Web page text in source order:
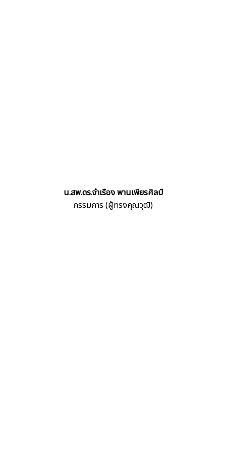
น.สพ.ดร.จำเรือง พานเพียรศิลป์
กรรมการ (ผู้ทรงคุณวุฒิ)